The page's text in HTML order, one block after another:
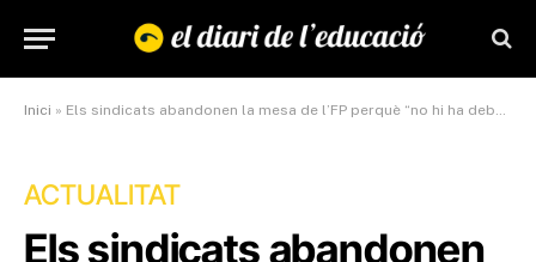
Inici » Els sindicats abandonen la mesa de l’FP perquè “no hi ha debat” sobre el model
ACTUALITAT
Els sindicats abandonen